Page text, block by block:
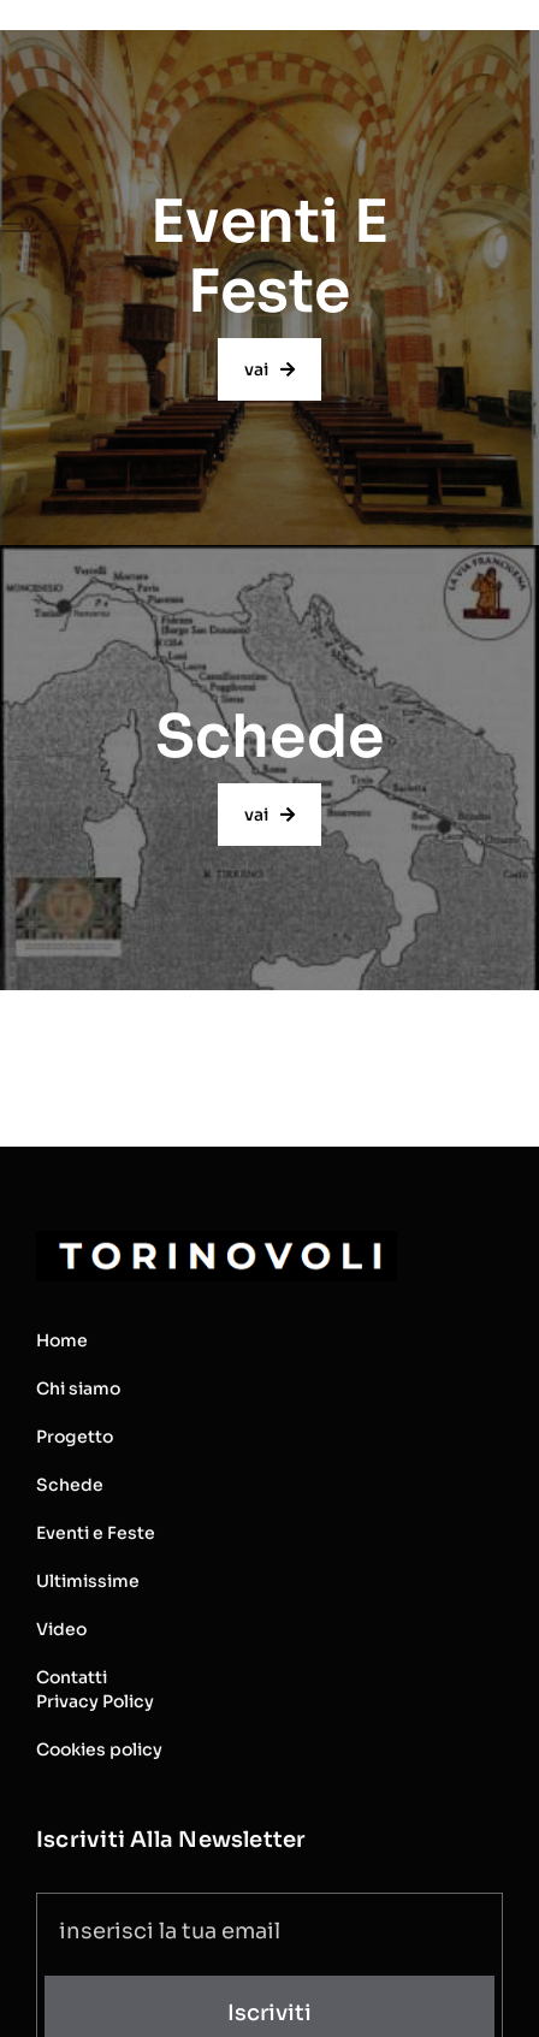
Eventi E
Feste
vai
Schede
vai
Home
Chi siamo
Progetto
Schede
Eventi e Feste
Ultimissime
Video
Contatti
Privacy Policy
Cookies policy
Iscriviti Alla Newsletter
Iscriviti